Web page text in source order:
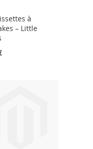
à
– Little